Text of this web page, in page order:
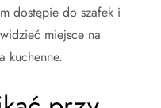
dostępie do szafek i
miejsce na
kuchenne.